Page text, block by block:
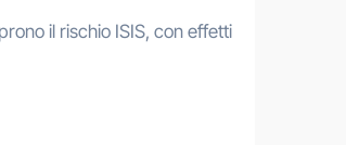
il rischio ISIS, con effetti